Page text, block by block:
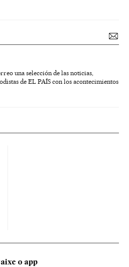
una selección de las noticias,
de EL PAÍS con los acontecimientos
o app